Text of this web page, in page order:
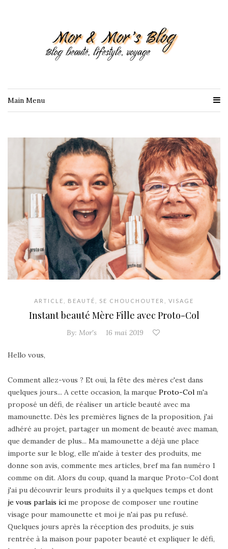
Main Menu
ARTICLE BEAUTÉ SE CHOUCHOUTER VISAGE
Instant beauté Mère Fille avec Proto-Col
By: Mor's 16 mai 2019
Hello vous,
Comment allez-vous ? Et oui, la fête des mères c'est dans
quelques jours... A cette occasion, la marque Proto-Col m'a
proposé un défi, de réaliser un article beauté avec ma
mamounette. Dès les premières lignes de la proposition, j'ai
adhéré au projet, partager un moment de beauté avec maman,
que demander de plus... Ma mamounette a déjà une place
importe sur le blog, elle m'aide à tester des produits, me
donne son avis, commente mes articles, bref ma fan numéro 1
comme on dit. Alors du coup, quand la marque Proto-Col dont
j'ai pu découvrir leurs produits il y a quelques temps et dont
je vous parlais ici me propose de composer une routine
visage pour mamounette et moi je n'ai pas pu refusé.
Quelques jours après la réception des produits, je suis
rentrée à la maison pour papoter beauté et expliquer le défi,